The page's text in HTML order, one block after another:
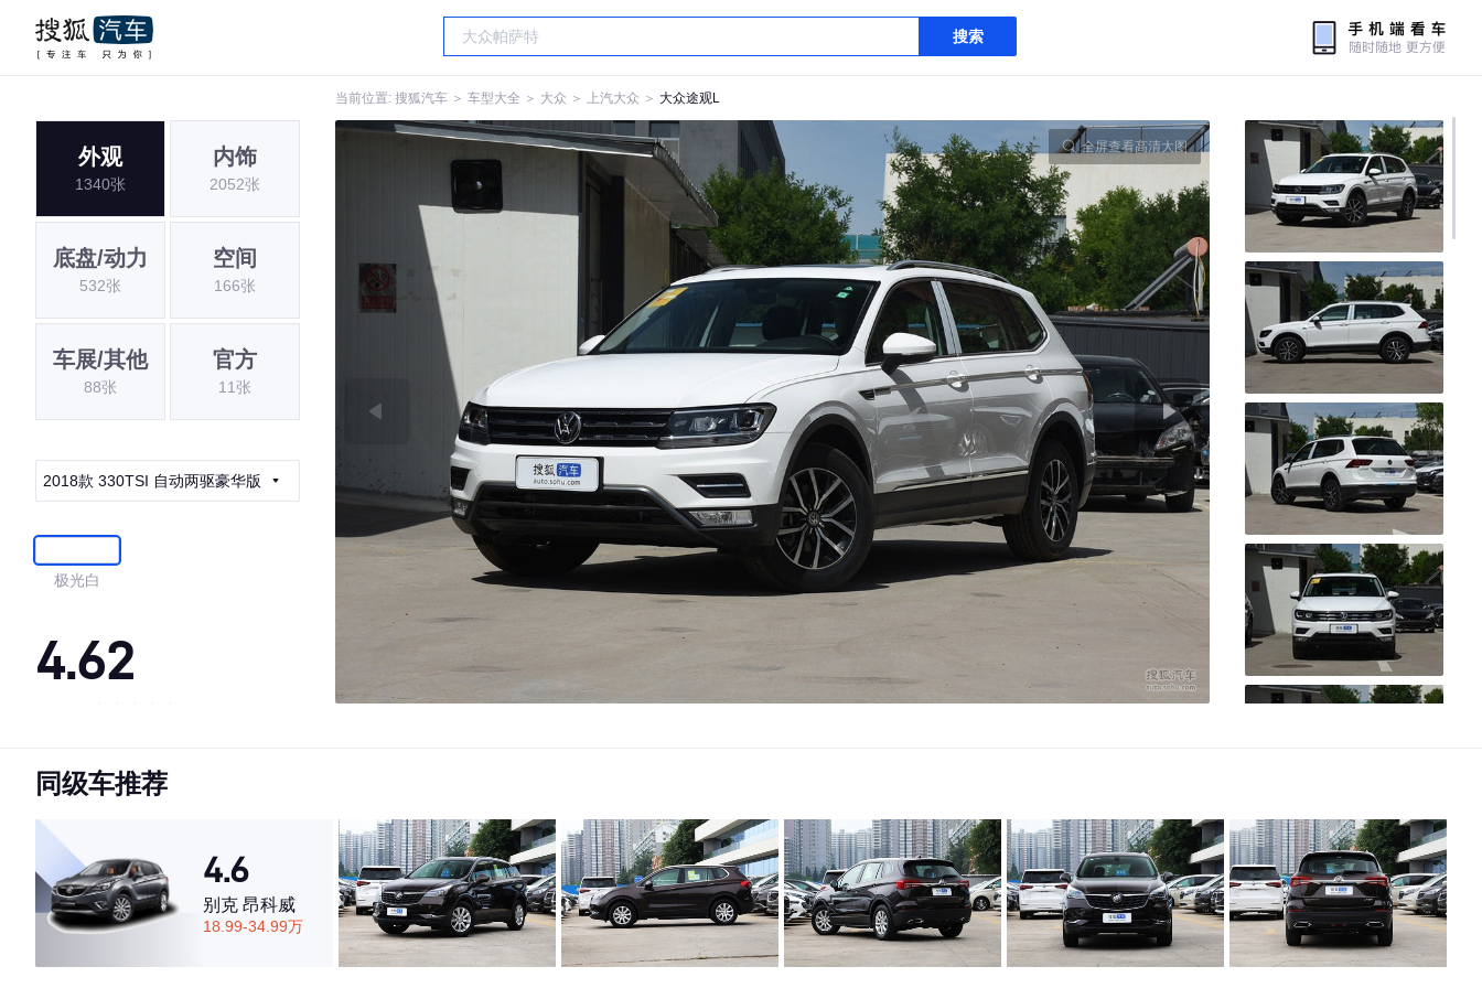
搜索
当前位置: 搜狐汽车 ＞ 车型大全 ＞ 大众 ＞ 上汽大众 ＞ 大众途观L
外观
1340张
内饰
2052张
底盘/动力
532张
空间
166张
车展/其他
88张
官方
11张
2018款 330TSI 自动两驱豪华版
极光白
4.62
·内饰表现一般，低于79%同级车
·空间表现较为优秀，优于59%同级车
全屏查看高清大图
同级车推荐
4.6
别克 昂科威
18.99-34.99万